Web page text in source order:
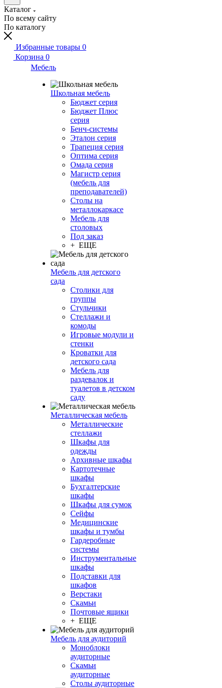
Каталог
По всему сайту
По каталогу
Избранные товары 0
Корзина 0
Мебель
Школьная мебель
Бюджет серия
Бюджет Плюс
серия
Бенч-системы
Эталон серия
Трапеция серия
Оптима серия
Омада серия
Магистр серия
(мебель для
преподавателей)
Столы на
металлокаркасе
Мебель для
столовых
Под заказ
+ ЕЩЕ
Мебель для детского
сада
Столики для
группы
Стульчики
Стеллажи и
комоды
Игровые модули и
стенки
Кроватки для
детского сада
Мебель для
раздевалок и
туалетов в детском
саду
Металлическая мебель
Металлические
стеллажи
Шкафы для
одежды
Архивные шкафы
Картотечные
шкафы
Бухгалтерские
шкафы
Шкафы для сумок
Сейфы
Медицинские
шкафы и тумбы
Гардеробные
системы
Инструментальные
шкафы
Подставки для
шкафов
Верстаки
Скамьи
Почтовые ящики
+ ЕЩЕ
Мебель для аудиторий
Моноблоки
аудиторные
Скамьи
аудиторные
Столы аудиторные